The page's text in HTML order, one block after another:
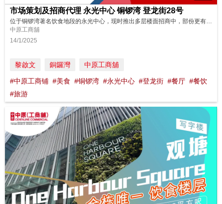
市场策划及招商代理 永光中心 铜锣湾 登龙街28号
中原工商舖
14/1/2025
黎啟文 銅鑼灣 中原工商舖
#中原工商铺 #美食 #铜锣湾 #永光中心 #登龙街 #餐厅 #餐饮
#旅游